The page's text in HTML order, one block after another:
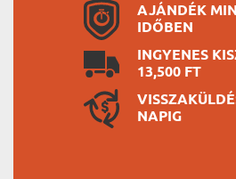
AJÁNDÉK
IDŐBEN
INGYENES
13,500 FT
NAPIG